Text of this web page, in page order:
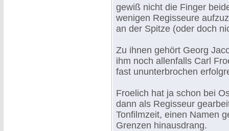
gewiß nicht die Finger
wenigen Regisseure
an der Spitze (oder doch
Zu ihnen gehört Georg
ihm noch allenfalls Carl
fast ununterbrochen
Froelich hat ja schon bei
dann als Regisseur
Tonfilmzeit, einen Namen
Grenzen hinausdrang.